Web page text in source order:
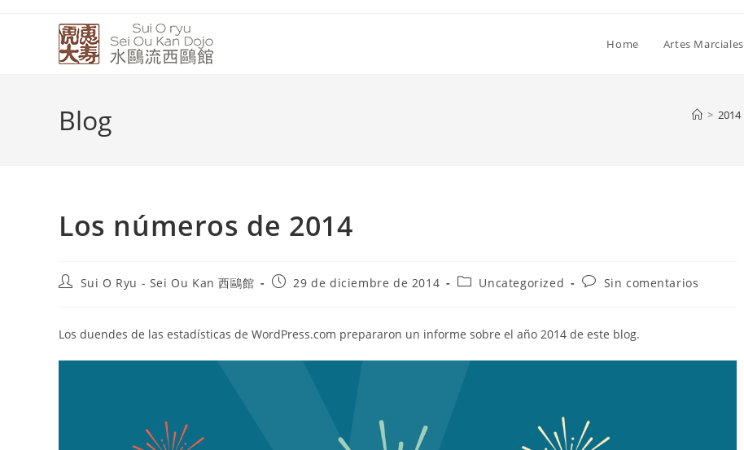
Home Artes Marciales
Blog > 2014
Los números de 2014
Sui O Ryu - Sei Ou Kan 西鷗館 29 de diciembre de 2014 Uncategorized Sin comentarios
Los duendes de las estadísticas de WordPress.com prepararon un informe sobre el año 2014 de este blog.